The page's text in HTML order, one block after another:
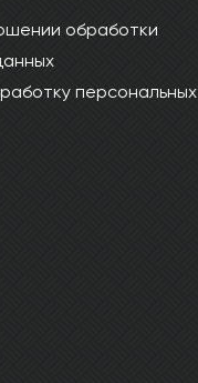
обработки
персональных